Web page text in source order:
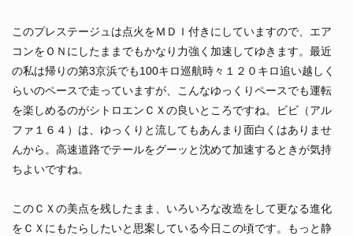
このプレステージュは点火をＭＤＩ付きにしていますので、エア
コンをＯＮにしたままでもかなり力強く加速してゆきます。最近
の私は帰りの第3京浜でも100キロ巡航時々１２０キロ追い越しく
らいのペースで走っていますが、こんなゆっくりペースでも運転
を楽しめるのがシトロエンＣＸの良いところですね。ビビ（アル
ファ１６４）は、ゆっくりと流してもあんまり面白くはありませ
んから。高速道路でテールをグーッと沈めて加速するときが気持
ちよいですね。
このＣＸの美点を残したまま、いろいろな改造をして更なる進化
をＣＸにもたらしたいと思案している今日この頃です。もっと静